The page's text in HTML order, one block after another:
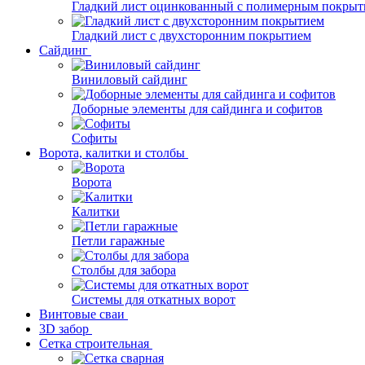
Гладкий лист оцинкованный с полимерным
Гладкий лист с двухсторонним покрытием
Сайдинг
Виниловый сайдинг
Доборные элементы для сайдинга и софитов
Софиты
Ворота, калитки и столбы
Ворота
Калитки
Петли гаражные
Столбы для забора
Системы для откатных ворот
Винтовые сваи
3D забор
Сетка строительная